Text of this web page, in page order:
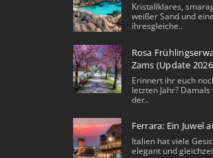
Kristallklares,
weißer Sand und
ihresgleiche..
Rosa
Zams (Update
Erinnert ihr euch
letzten Jahr?
der..
Ferrara: Ein Juwel
Italien hat viele
elegant und